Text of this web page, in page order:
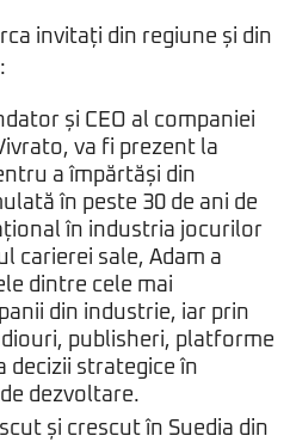
invitați din regiune și din
și CEO al companiei
va fi prezent la
a împărtăși din
în peste 30 de ani de
în industria jocurilor
carierei sale, Adam a
dintre cele mai
din industrie, iar prin
publisheri, platforme
decizii strategice în
dezvoltare.
și crescut în Suedia din